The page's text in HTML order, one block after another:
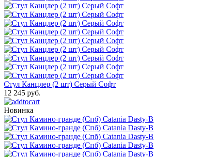
Стул Канцлер (2 шт) Серый Софт
12 245 руб.
Новинка